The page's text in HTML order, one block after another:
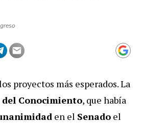
proyectos más esperados. La
Conocimiento, que había
en el Senado el